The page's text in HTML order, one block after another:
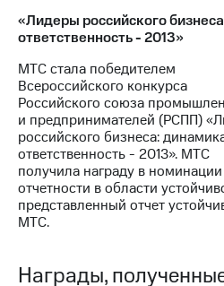
«Лидеры российского
ответственность - 2013»
МТС стала победителем
Всероссийского конкурса
Российского союза
и предпринимателей (РСПП)
российского бизнеса:
ответственность - 2013». МТС
получила награду в
отчетности в области
представленный отчет
МТС.
Награды,